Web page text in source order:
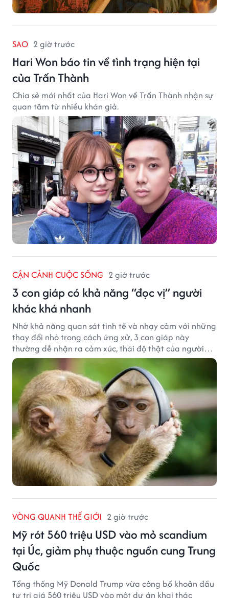
SAO 2 giờ trước
Hari Won báo tin về tình trạng hiện tại
của Trấn Thành
Chia sẻ mới nhất của Hari Won về Trấn Thành nhận sự
quan tâm từ nhiều khán giả.
CẬN CẢNH CUỘC SỐNG 2 giờ trước
3 con giáp có khả năng “đọc vị” người
khác khá nhanh
Nhờ khả năng quan sát tinh tế và nhạy cảm với những
thay đổi nhỏ trong cách ứng xử, 3 con giáp này
thường dễ nhận ra cảm xúc, thái độ thật của người
đối diện.
VÒNG QUANH THẾ GIỚI 2 giờ trước
Mỹ rót 560 triệu USD vào mỏ scandium
tại Úc, giảm phụ thuộc nguồn cung Trung
Quốc
Tổng thống Mỹ Donald Trump vừa công bố khoản đầu
tư trị giá 560 triệu USD vào một dự án khai thác